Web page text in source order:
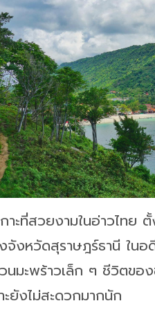
กาะที่สวยงามในอ่าวไทย
งหวัดสุราษฎร์ธานี ในอ
นมะพร้าวเล็ก ๆ ชีวิตขอ
ะยังไม่สะดวกมากนัก